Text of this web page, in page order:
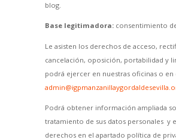
blog.
Base legitimadora:consentimiento
Le asisten los derechos de acceso,
cancelación, oposición, portabilidad y
podrá ejercer en nuestras oficinas o en
Podrá obtener información ampliada
tratamiento de sus datos personales y
derechos en el apartado política de